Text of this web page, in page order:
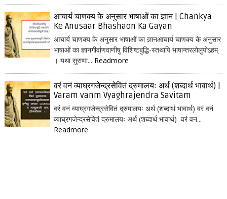
आचार्य चाणक्य के अनुसार भाषाओं का ज्ञान | Chankya
Ke Anusaar Bhashaon Ka Gayan
आचार्य चाणक्य के अनुसार भाषाओं का ज्ञानआचार्य चाणक्य के अनुसार
भाषाओं का ज्ञानगीर्वाणवाणीषु विशिष्टबुद्धि-स्तथापि भाषान्तरलोलुपोऽहम्
। यथा सुराणा... Readmore
वरं वनं व्याघ्रगजेन्द्रसेवितं द्रुमालयः अर्थ (शब्दार्थ भावार्थ) |
Varam vanm Vyaghrajendra Savitam
वरं वनं व्याघ्रगजेन्द्रसेवितं द्रुमालयः अर्थ (शब्दार्थ भावार्थ) वरं वनं
व्याघ्रगजेन्द्रसेवितं द्रुमालयः अर्थ (शब्दार्थ भावार्थ) वरं वन...
Readmore